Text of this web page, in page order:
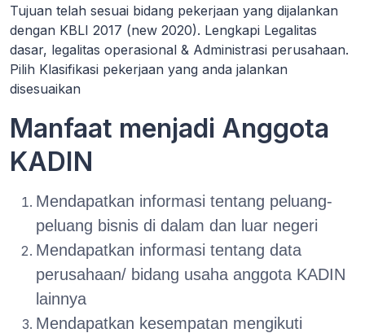
Tujuan telah sesuai bidang pekerjaan yang dijalankan
dengan KBLI 2017 (new 2020). Lengkapi Legalitas
dasar, legalitas operasional & Administrasi perusahaan.
Pilih Klasifikasi pekerjaan yang anda jalankan
disesuaikan
Manfaat menjadi Anggota
KADIN
Mendapatkan informasi tentang peluang-
peluang bisnis di dalam dan luar negeri
Mendapatkan informasi tentang data
perusahaan/ bidang usaha anggota KADIN
lainnya
Mendapatkan kesempatan mengikuti